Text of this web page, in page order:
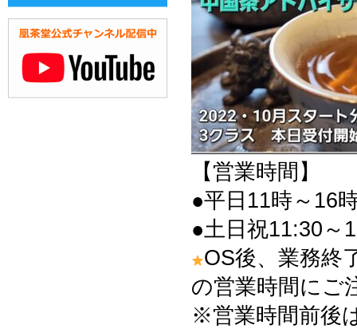
【営業時間】
●平日11時～16
●土日祝11:30～
OS後、業務終
の営業時間にご
※営業時間前後